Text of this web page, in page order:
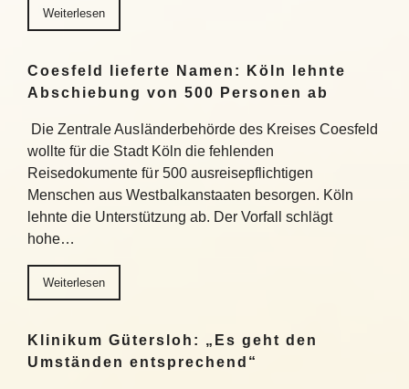
Weiterlesen
Coesfeld lieferte Namen: Köln lehnte
Abschiebung von 500 Personen ab
Die Zentrale Ausländerbehörde des Kreises Coesfeld
wollte für die Stadt Köln die fehlenden
Reisedokumente für 500 ausreisepflichtigen
Menschen aus Westbalkanstaaten besorgen. Köln
lehnte die Unterstützung ab. Der Vorfall schlägt
hohe…
Weiterlesen
Klinikum Gütersloh: „Es geht den
Umständen entsprechend“